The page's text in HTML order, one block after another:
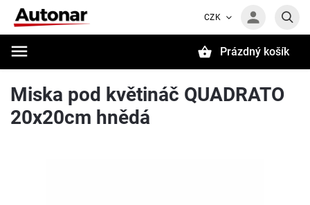
CZK
Prázdný košík
Miska pod květináč QUADRATO
20x20cm hnědá